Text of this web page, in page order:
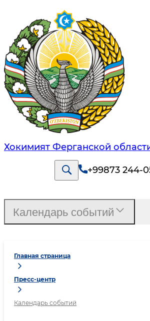
Хокимият Ферганской
+99873 244-
Главная страница
Пресс-центр
Календарь событий
Календарь событий